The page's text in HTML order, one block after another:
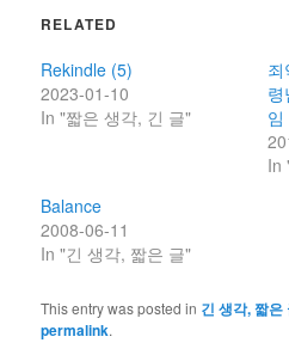
RELATED
Rekindle (5)
2023-01-10
In "짧은 생각, 긴 글"
임
In
Balance
2008-06-11
In "긴 생각, 짧은 글"
This entry was posted in 긴 생각, 짧은
permalink.